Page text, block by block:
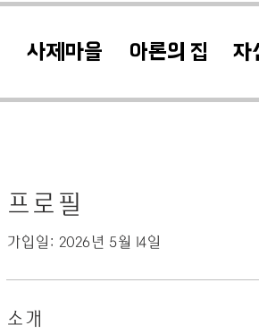
사제마을 아론의 집 자
프로필
가입일: 2026년 5월 14일
소개